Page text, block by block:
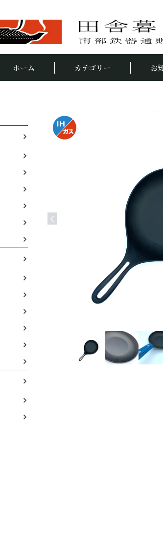
ホーム カテゴリー お